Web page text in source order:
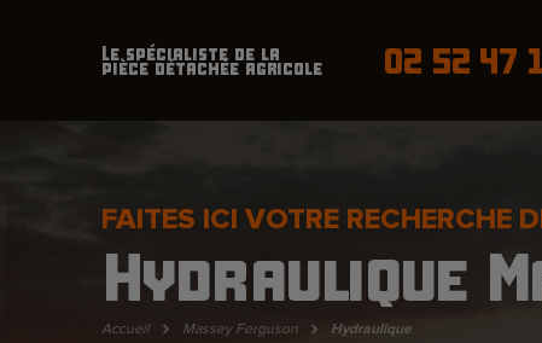
Le spécialiste de la
pièce détachée agricole 02 52 47
FAITES ICI VOTRE RECHERCHE
Hydraulique
Accueil › Massey Ferguson › Hydraulique